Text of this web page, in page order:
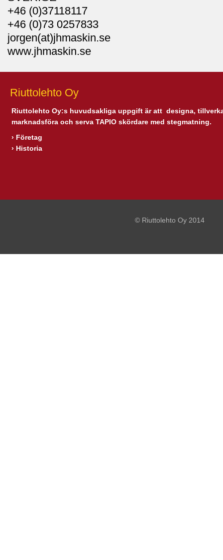
+46 (0)37118117
+46 (0)73 0257833
jorgen(at)jhmaskin.se
www.jhmaskin.se
Riuttolehto Oy
Riuttolehto Oy:s huvudsakliga uppgift är att designa,
marknadsföra och serva TAPIO skördare med stegmatning.
› Företag
› Historia
© Riuttolehto Oy 2014